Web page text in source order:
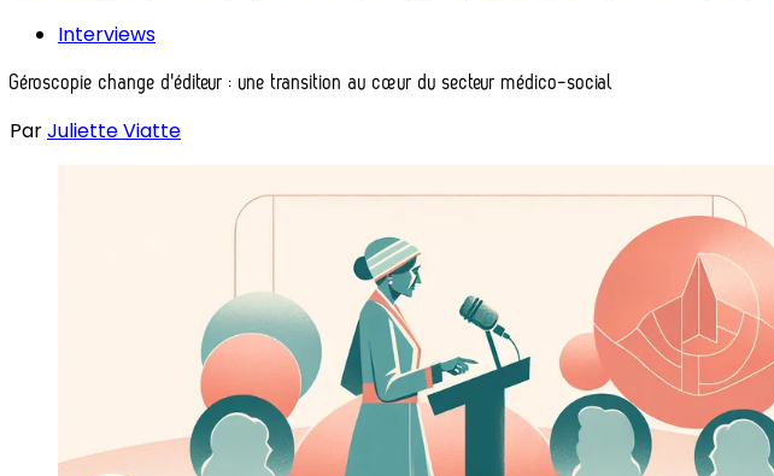
Interviews
Géroscopie change d'éditeur : une transition au cœur du secteur médico-social
ParJuliette Viatte